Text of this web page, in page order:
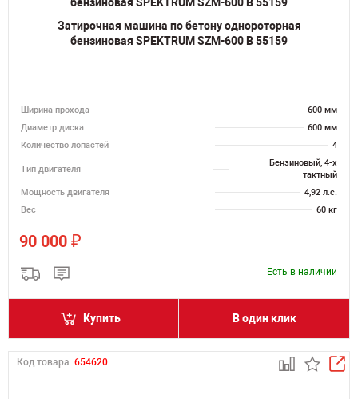
Затирочная машина по бетону однороторная
бензиновая SPEKTRUM SZM-600 B 55159
Ширина прохода
600 мм
Диаметр диска
600 мм
Количество лопастей
4
Тип двигателя
Бензиновый, 4-х
тактный
Мощность двигателя
4,92 л.с.
Вес
60 кг
90 000 ₽
Есть в наличии
Купить В один клик
Код товара: 654620